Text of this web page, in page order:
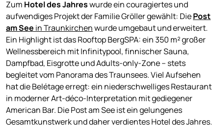
Zum Hotel des Jahreswurde ein couragiertes und
aufwendiges Projekt der Familie Gröller gewählt: DiePost
am See in Traunkirchenwurde umgebaut und erweitert.
Ein Highlight ist das Rooftop BergSPA: ein 350 m² großer
Wellnessbereich mit Infinitypool, finnischer Sauna,
Dampfbad, Eisgrotte und Adults-only-Zone – stets
begleitet vom Panorama des Traunsees. Viel Aufsehen
hat die Belétage erregt: ein niederschwelliges Restaurant
in moderner Art-déco-Interpretation mit gediegener
American Bar. Die Post am See ist ein gelungenes
Gesamtkunstwerk und daher verdientes Hotel des Jahres.